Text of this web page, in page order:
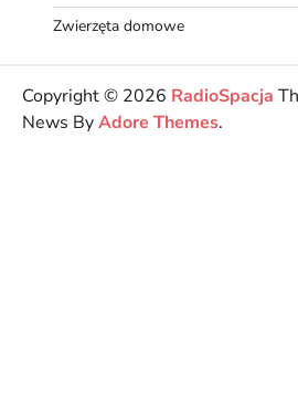
Zwierzęta domowe
Copyright © 2026 RadioSpacja
News ByAdore Themes.